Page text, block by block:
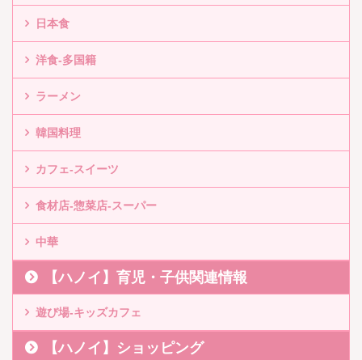
日本食
洋食-多国籍
ラーメン
韓国料理
カフェ-スイーツ
食材店-惣菜店-スーパー
中華
【ハノイ】育児・子供関連情報
遊び場-キッズカフェ
【ハノイ】ショッピング